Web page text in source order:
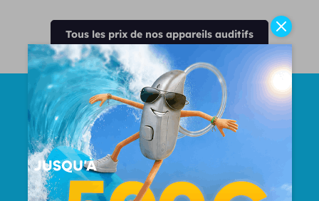
Tous les prix de nos appareils auditifs
Nombre Total d'oreilles
appareillées
50000